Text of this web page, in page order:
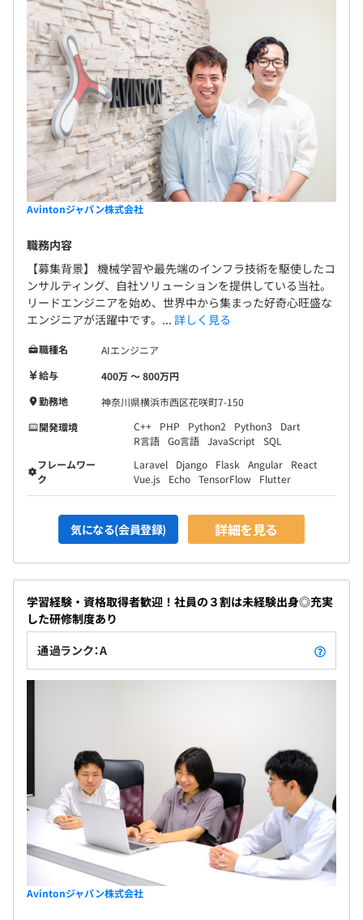
Avintonジャパン株式会社
職務内容
【募集背景】 機械学習や最先端のインフラ技術を駆使したコ
ンサルティング、自社ソリューションを提供している当社。
リードエンジニアを始め、世界中から集まった好奇心旺盛な
エンジニアが活躍中です。... 詳しく見る
職種名
AIエンジニア
給与
400万 〜 800万円
勤務地
神奈川県横浜市西区花咲町7-150
開発環境
C++ PHP Python2 Python3
Dart
R言語 Go言語 JavaScript
SQL
フレームワー
ク
Laravel Django Flask Angular
React
Vue.js
Echo TensorFlow Flutter
気になる(会員登録) 詳細を見る
学習経験・資格取得者歓迎！社員の３割は未経験出身◎充実
した研修制度あり
通過ランク：A
Avintonジャパン株式会社